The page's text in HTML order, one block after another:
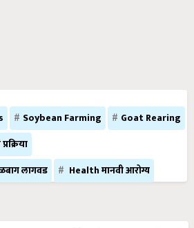
Soybean Farming
Goat Rearing
लागवड
Health मानवी आरोग्य